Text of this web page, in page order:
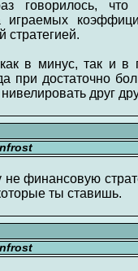
говорилось, что
играемых
стратегией.
в минус, так и
при достаточно
друг
не финансовую
ты ставишь.